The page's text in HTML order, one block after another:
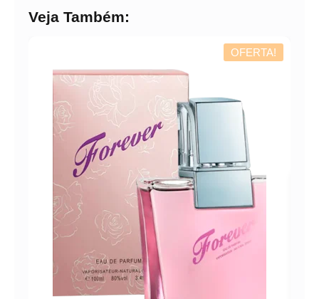
Veja Também:
OFERTA!